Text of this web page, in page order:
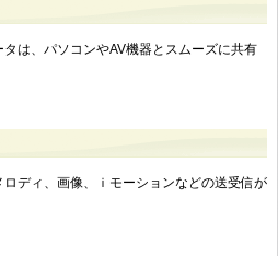
は、パソコンやAV機器とスムーズに共有
ディ、画像、ｉモーションなどの送受信が